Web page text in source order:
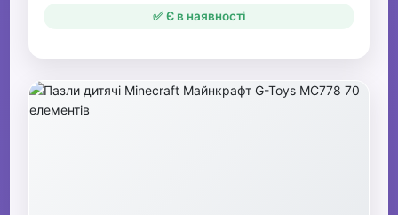
✅ Є в наявності